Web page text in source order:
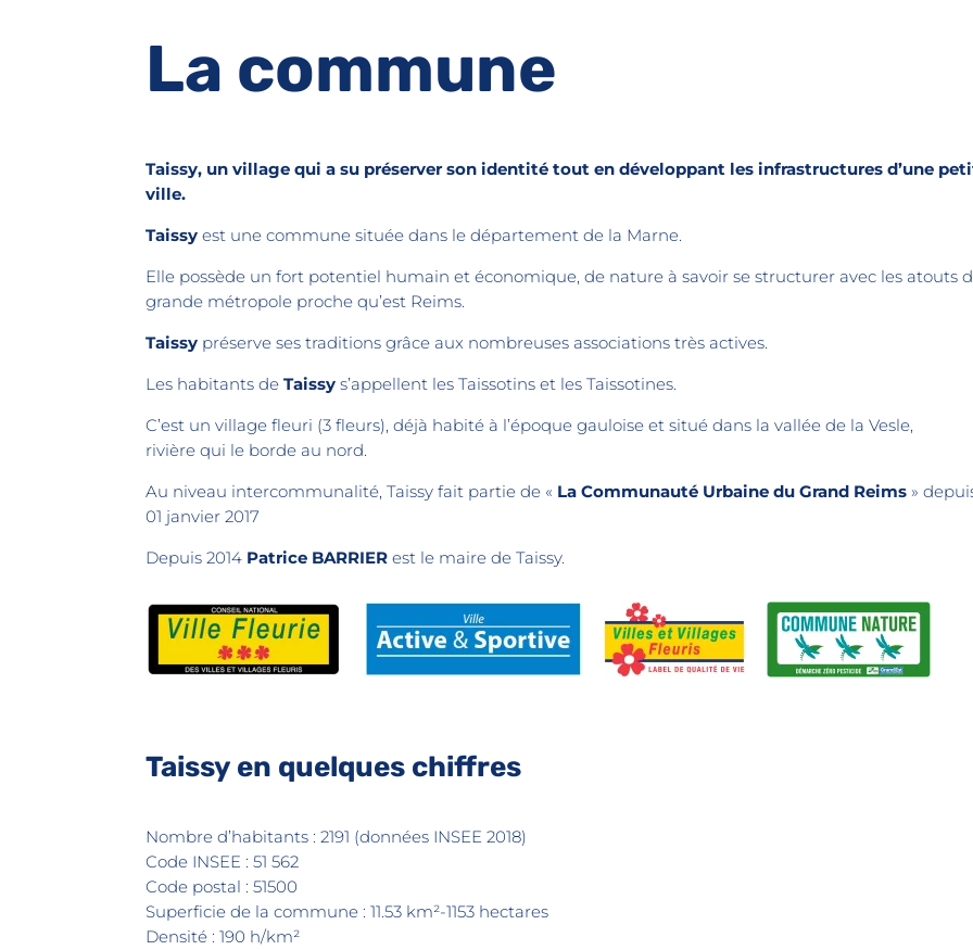
La commune
Taissy, un village qui a su préserver son identité tout en développant les infrastructures d’une
ville.
Taissy est une commune située dans le département de la Marne.
Elle possède un fort potentiel humain et économique, de nature à savoir se structurer avec les atouts
grande métropole proche qu’est Reims.
Taissy préserve ses traditions grâce aux nombreuses associations très actives.
Les habitants deTaissy s’appellent les Taissotins et les Taissotines.
C’est un village fleuri (3 fleurs), déjà habité à l’époque gauloise et situé dans la vallée de la Vesle,
rivière qui le borde au nord.
Au niveau intercommunalité, Taissy fait partie de « La Communauté Urbaine du Grand Reims »
01 janvier 2017
Depuis 2014 Patrice BARRIER est le maire de Taissy.
Taissy en quelques chiffres
Nombre d’habitants : 2191 (données INSEE 2018)
Code INSEE : 51 562
Code postal : 51500
Superficie de la commune : 11.53 km²-1153 hectares
Densité : 190 h/km²